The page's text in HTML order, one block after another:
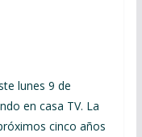
lunes 9 de
en casa TV. La
cinco años